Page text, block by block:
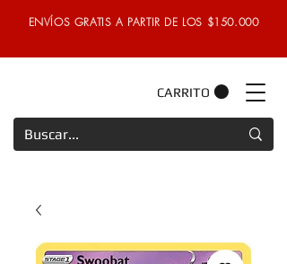
ENVÍOS GRATIS A PARTIR DE LOS $150.000
CARRITO